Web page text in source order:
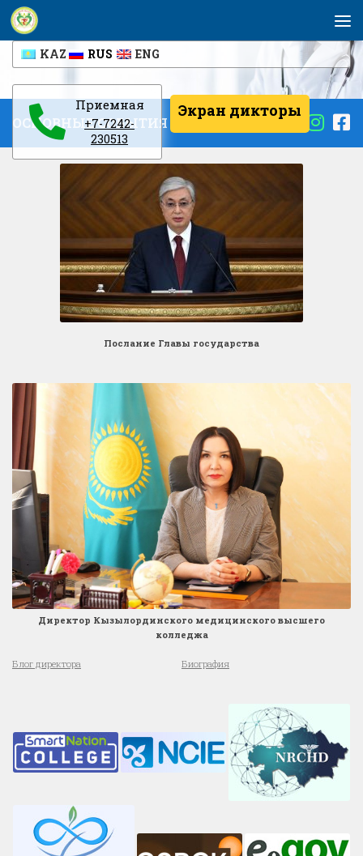
Перейти к содержимому
KAZ RUS ENG
Приемная
+7-7242-
230513
Экран дикторы
ОСНОВНЫЕ СОБЫТИЯ
Послание Главы государства
Директор Кызылординского медицинского высшего
колледжа
Блог директора Биография